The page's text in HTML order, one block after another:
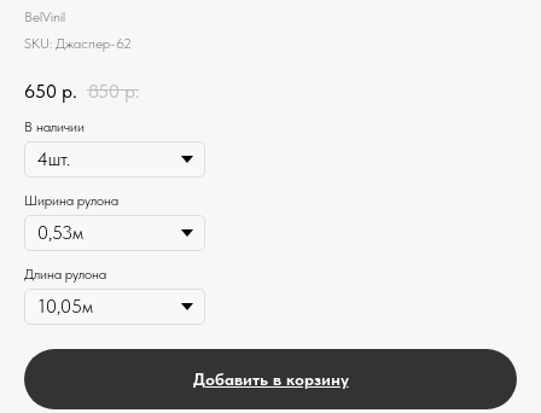
BelVinil
SKU: Джаспер-62
650 р. 850 р.
В наличии
Ширина рулона
Длина рулона
Добавить в корзину